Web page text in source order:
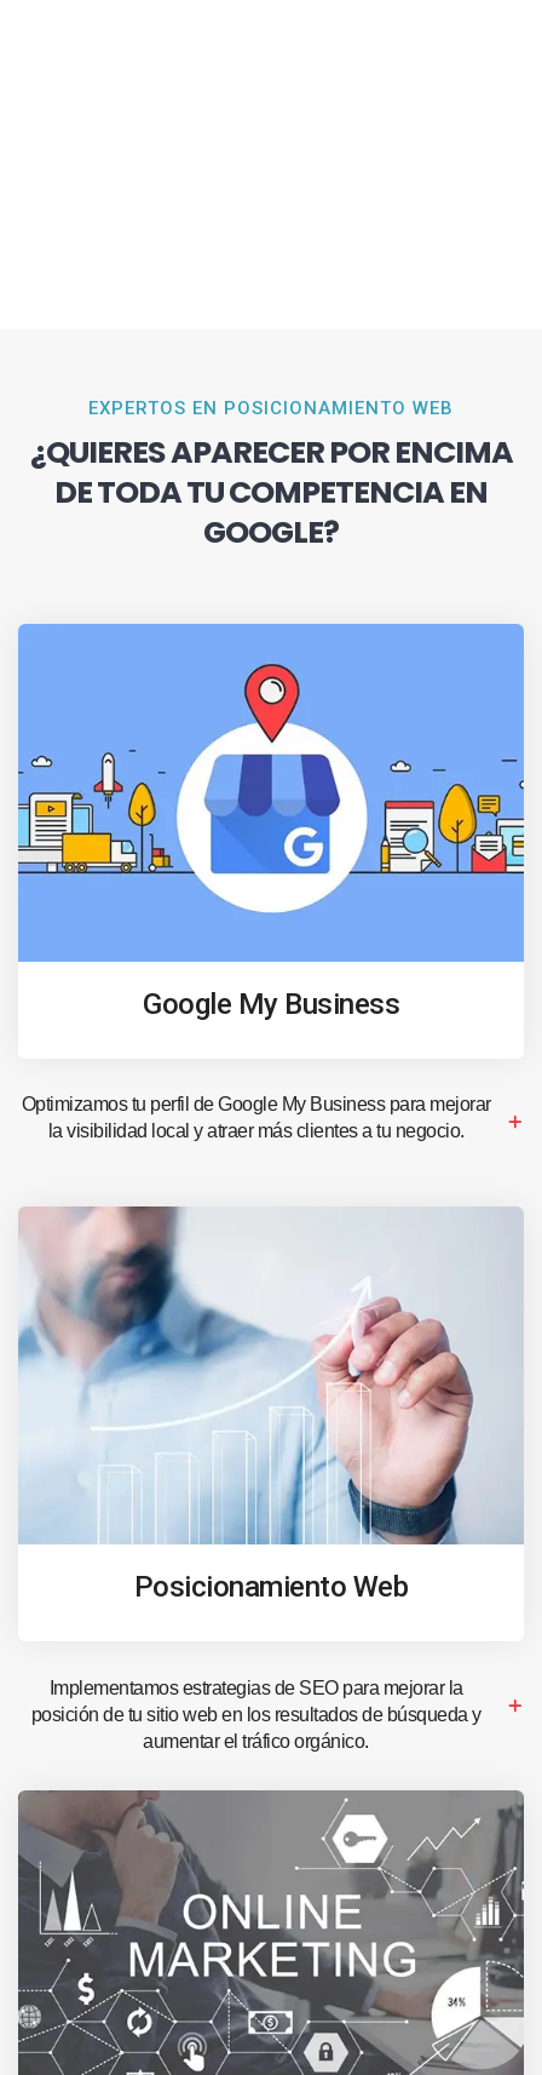
EXPERTOS EN POSICIONAMIENTO WEB
¿QUIERES APARECER POR ENCIMA
DE TODA TU COMPETENCIA EN
GOOGLE?
Google My Business
Optimizamos tu perfil de Google My Business para mejorar
la visibilidad local y atraer más clientes a tu negocio.
Posicionamiento Web
Implementamos estrategias de SEO para mejorar la
posición de tu sitio web en los resultados de búsqueda y
aumentar el tráfico orgánico.